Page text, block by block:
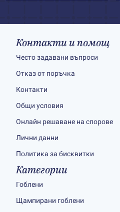
Контакти и помощ
Често задавани въпроси
Отказ от поръчка
Контакти
Общи условия
Онлайн решаване на спорове
Лични данни
Политика за бисквитки
Категории
Гоблени
Щампирани гоблени